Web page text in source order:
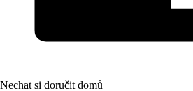
Nechat si doručit domů